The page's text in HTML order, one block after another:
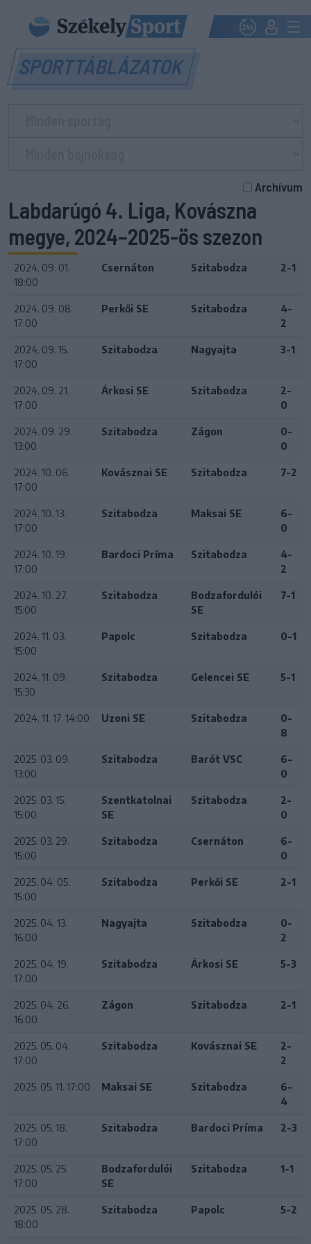
SPORTTÁBLÁZATOK
Archívum
Labdarúgó 4. Liga, Kovászna
megye, 2024–2025-ös szezon
2024. 09. 01.
18:00
Csernáton Szitabodza 2-1
2024. 09. 08.
17:00
Perkői SE Szitabodza
4-
2
2024. 09. 15.
17:00
Szitabodza Nagyajta 3-1
2024. 09. 21.
17:00
Árkosi SE Szitabodza
2-
0
2024. 09. 29.
13:00
Szitabodza Zágon
0-
0
2024. 10. 06.
17:00
Kovásznai SE Szitabodza 7-2
2024. 10. 13.
17:00
Szitabodza Maksai SE
6-
0
2024. 10. 19.
17:00
Bardoci Príma Szitabodza
4-
2
2024. 10. 27.
15:00
Szitabodza
Bodzafordulói
SE
7-1
2024. 11. 03.
15:00
Papolc Szitabodza 0-1
2024. 11. 09.
15:30
Szitabodza Gelencei SE 5-1
2024. 11. 17. 14:00 Uzoni SE Szitabodza
0-
8
2025. 03. 09.
13:00
Szitabodza Barót VSC
6-
0
2025. 03. 15.
15:00
Szentkatolnai
SE
Szitabodza
2-
0
2025. 03. 29.
15:00
Szitabodza Csernáton
6-
0
2025. 04. 05.
15:00
Szitabodza Perkői SE 2-1
2025. 04. 13.
16:00
Nagyajta Szitabodza
0-
2
2025. 04. 19.
17:00
Szitabodza Árkosi SE 5-3
2025. 04. 26.
16:00
Zágon Szitabodza 2-1
2025. 05. 04.
17:00
Szitabodza Kovásznai SE
2-
2
2025. 05. 11. 17:00 Maksai SE Szitabodza
6-
4
2025. 05. 18.
17:00
Szitabodza Bardoci Príma 2-3
2025. 05. 25.
17:00
Bodzafordulói
SE
Szitabodza 1-1
2025. 05. 28.
18:00
Szitabodza Papolc 5-2